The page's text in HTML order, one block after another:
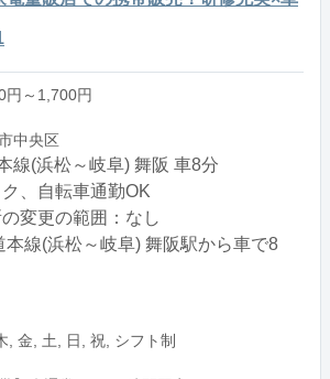
円～1,700円
中央区
線(浜松～岐阜) 舞阪 車8分
、自転車通勤OK
変更の範囲：なし
本線(浜松～岐阜) 舞阪駅から車で8
, 金, 土, 日, 祝, シフト制